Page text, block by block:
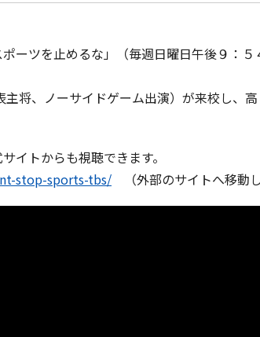
ーツを止めるな」（毎週日曜日午後９：
将、ノーサイドゲーム出演）が来校し、
イトからも視聴できます。
stop-sports-tbs/ （外部のサイトへ移動し